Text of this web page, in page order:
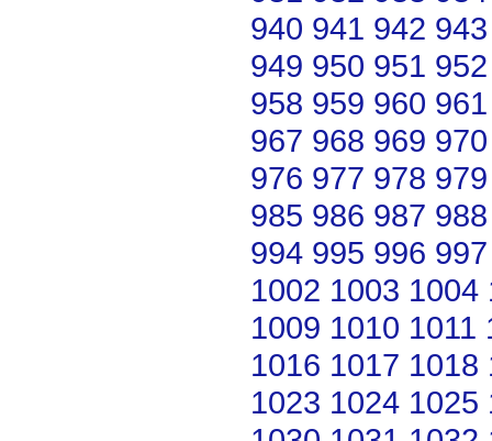
940 941 942 943
949 950 951 952
958 959 960 961
967 968 969 970
976 977 978 979
985 986 987 988
994 995 996 997
1002 1003 1004
1009 1010 1011
1016 1017 1018
1023 1024 1025